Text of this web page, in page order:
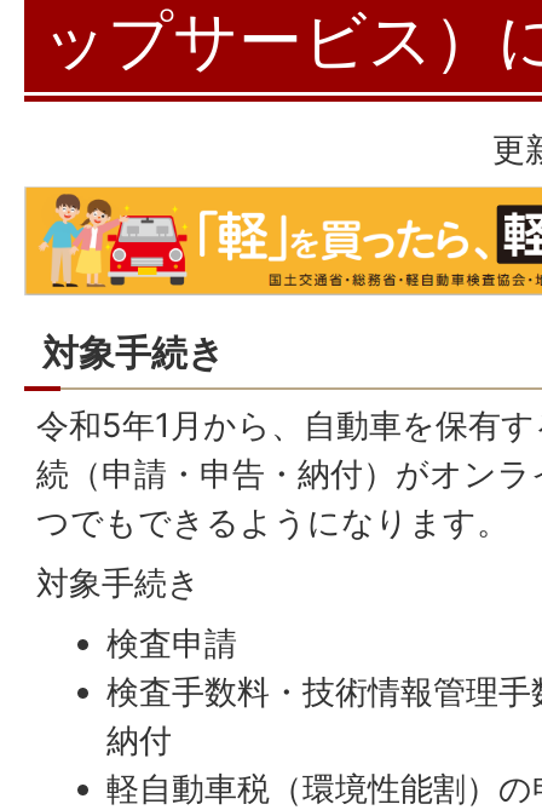
ップサービス）
更
対象手続き
令和5年1月から、自動車を保有
続（申請・申告・納付）がオン
つでもできるようになります。
対象手続き
検査申請
検査手数料・技術情報管理
納付
軽自動車税（環境性能割）